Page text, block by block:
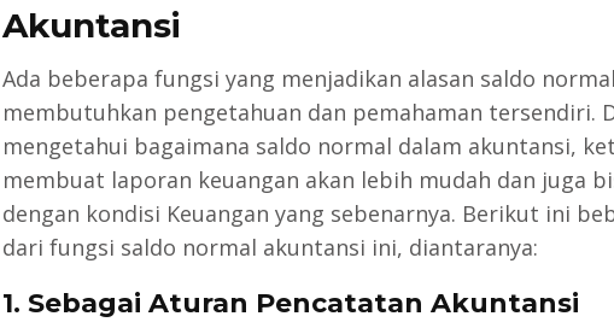
Akuntansi
Ada beberapa fungsi yang menjadikan alasan saldo
membutuhkan pengetahuan dan pemahaman tersendiri.
mengetahui bagaimana saldo normal dalam akuntansi,
membuat laporan keuangan akan lebih mudah dan juga
dengan kondisi Keuangan yang sebenarnya. Berikut ini
dari fungsi saldo normal akuntansi ini, diantaranya:
1. Sebagai Aturan Pencatatan Akuntansi